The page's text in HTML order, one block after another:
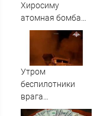
Хиросиму
атомная бомба
создала
невиданный
ранее металл на
Земле
Утром
беспилотники
врага
попытались